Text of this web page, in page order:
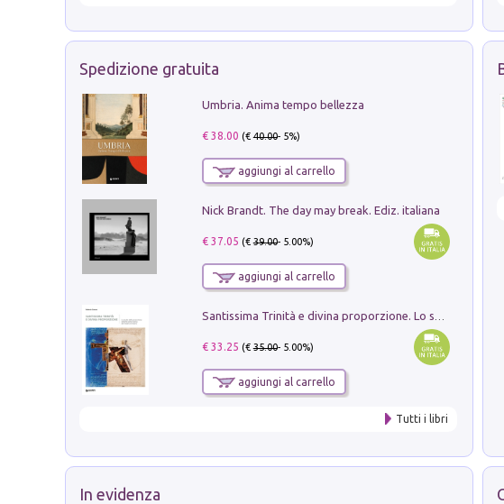
Spedizione gratuita
Umbria. Anima tempo bellezza
€ 38.00 (€40.00- 5%)
aggiungi al carrello
Nick Brandt. The day may break. Ediz. italiana
€ 37.05 (€39.00- 5.00%)
aggiungi al carrello
€ 33.25 (€35.00- 5.00%)
aggiungi al carrello
Tutti i libri
In evidenza